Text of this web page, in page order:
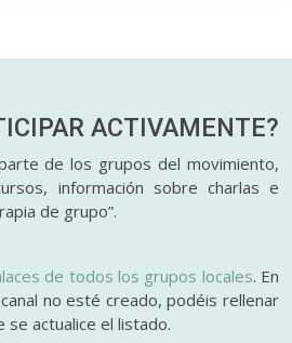
ACTIVAMENTE?
de los grupos del movimiento,
información sobre charlas e
de grupo”.
de todos los grupos locales. En
no esté creado, podéis rellenar
se actualice el listado.